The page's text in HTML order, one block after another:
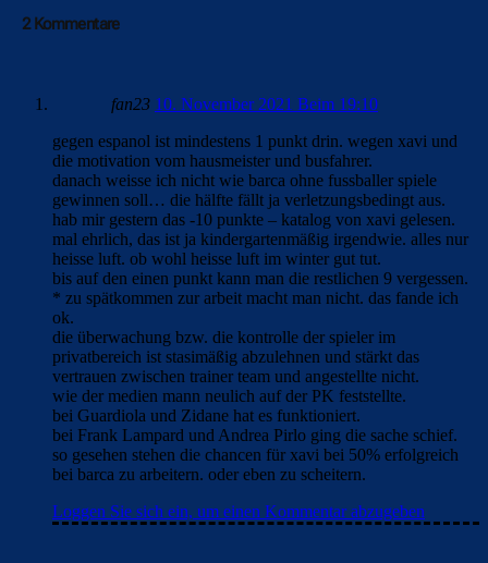
2 Kommentare
fan23 10. November 2021 Beim 19:10
gegen espanol ist mindestens 1 punkt drin. wegen xavi und
die motivation vom hausmeister und busfahrer.
danach weisse ich nicht wie barca ohne fussballer spiele
gewinnen soll… die hälfte fällt ja verletzungsbedingt aus.
hab mir gestern das -10 punkte – katalog von xavi gelesen.
mal ehrlich, das ist ja kindergartenmäßig irgendwie. alles nur
heisse luft. ob wohl heisse luft im winter gut tut.
bis auf den einen punkt kann man die restlichen 9 vergessen.
* zu spätkommen zur arbeit macht man nicht. das fande ich
ok.
die überwachung bzw. die kontrolle der spieler im
privatbereich ist stasimäßig abzulehnen und stärkt das
vertrauen zwischen trainer team und angestellte nicht.
wie der medien mann neulich auf der PK feststellte.
bei Guardiola und Zidane hat es funktioniert.
bei Frank Lampard und Andrea Pirlo ging die sache schief.
so gesehen stehen die chancen für xavi bei 50% erfolgreich
bei barca zu arbeitern. oder eben zu scheitern.
Loggen Sie sich ein, um einen Kommentar abzugeben